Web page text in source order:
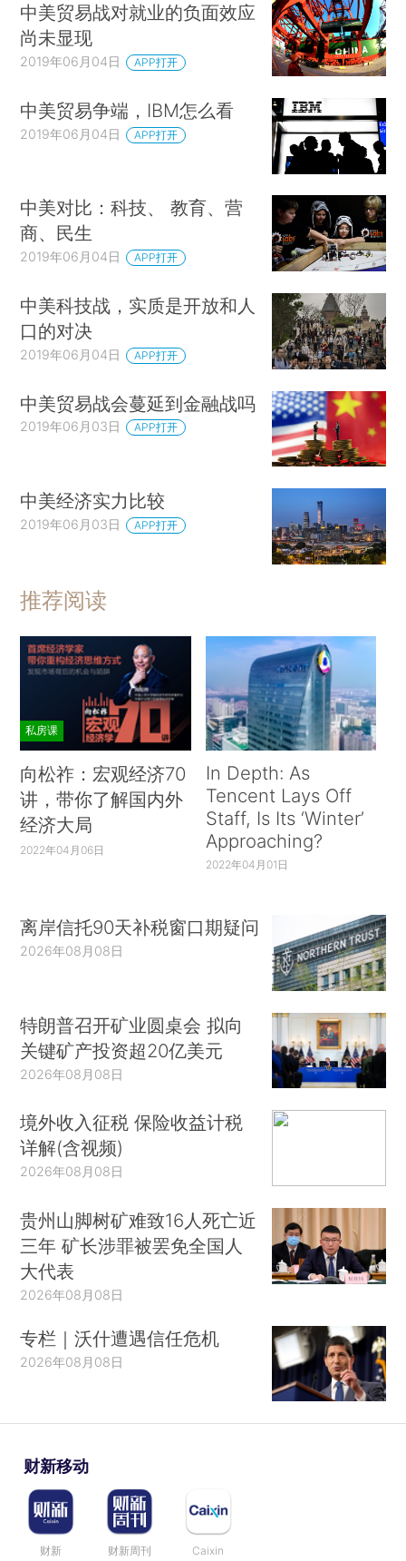
中美贸易战对就业的负面效应
尚未显现
2019年06月04日 APP打开
中美贸易争端，IBM怎么看
2019年06月04日 APP打开
中美对比：科技、 教育、营
商、民生
2019年06月04日 APP打开
中美科技战，实质是开放和人
口的对决
2019年06月04日 APP打开
中美贸易战会蔓延到金融战吗
2019年06月03日 APP打开
中美经济实力比较
2019年06月03日 APP打开
推荐阅读
私房课
向松祚：宏观经济70
讲，带你了解国内外
经济大局
2022年04月06日
In Depth: As
Tencent Lays Off
Staff, Is Its ‘Winter’
Approaching?
2022年04月01日
离岸信托90天补税窗口期疑问
2026年08月08日
特朗普召开矿业圆桌会 拟向
关键矿产投资超20亿美元
2026年08月08日
境外收入征税 保险收益计税
详解(含视频)
2026年08月08日
贵州山脚树矿难致16人死亡近
三年 矿长涉罪被罢免全国人
大代表
2026年08月08日
专栏｜沃什遭遇信任危机
2026年08月08日
财新移动
财新 财新周刊 Caixin